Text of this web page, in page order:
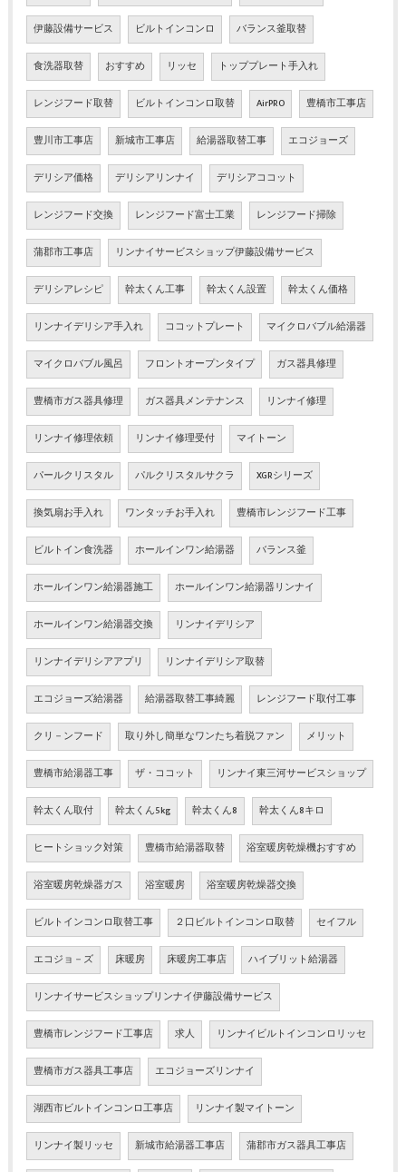
伊藤設備サービス ビルトインコンロ バランス釜取替
食洗器取替 おすすめ リッセ トッププレート手入れ
レンジフード取替 ビルトインコンロ取替 AirPRO 豊橋市工事店
豊川市工事店 新城市工事店 給湯器取替工事 エコジョーズ
デリシア価格 デリシアリンナイ デリシアココット
レンジフード交換 レンジフード富士工業 レンジフード掃除
蒲郡市工事店 リンナイサービスショップ伊藤設備サービス
デリシアレシピ 幹太くん工事 幹太くん設置 幹太くん価格
リンナイデリシア手入れ ココットプレート マイクロバブル給湯器
マイクロバブル風呂 フロントオープンタイプ ガス器具修理
豊橋市ガス器具修理 ガス器具メンテナンス リンナイ修理
リンナイ修理依頼 リンナイ修理受付 マイトーン
パールクリスタル パルクリスタルサクラ XGRシリーズ
換気扇お手入れ ワンタッチお手入れ 豊橋市レンジフード工事
ビルトイン食洗器 ホールインワン給湯器 バランス釜
ホールインワン給湯器施工 ホールインワン給湯器リンナイ
ホールインワン給湯器交換 リンナイデリシア
リンナイデリシアアプリ リンナイデリシア取替
エコジョーズ給湯器 給湯器取替工事綺麗 レンジフード取付工事
クリ－ンフード 取り外し簡単なワンたち着脱ファン メリット
豊橋市給湯器工事 ザ・ココット リンナイ東三河サービスショップ
幹太くん取付 幹太くん5kg 幹太くん8 幹太くん8キロ
ヒートショック対策 豊橋市給湯器取替 浴室暖房乾燥機おすすめ
浴室暖房乾燥器ガス 浴室暖房 浴室暖房乾燥器交換
ビルトインコンロ取替工事 ２口ビルトインコンロ取替 セイフル
エコジョ－ズ 床暖房 床暖房工事店 ハイブリット給湯器
リンナイサービスショップリンナイ伊藤設備サービス
豊橋市レンジフード工事店 求人 リンナイビルトインコンロリッセ
豊橋市ガス器具工事店 エコジョーズリンナイ
湖西市ビルトインコンロ工事店 リンナイ製マイトーン
リンナイ製リッセ 新城市給湯器工事店 蒲郡市ガス器具工事店